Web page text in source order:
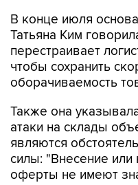
В конце июля
Татьяна Ким
перестраивает
чтобы сохранить
оборачиваемость
Также она
атаки на склады
являются
силы: "Внесение или
оферты не имеют